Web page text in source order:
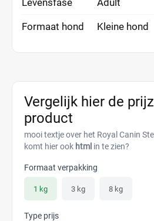
Levensfase Adult
Formaat hond Kleine hond
Vergelijk hier de
product
mooi textje over het Royal Canin
komt hier ook html in te zien?
Formaat verpakking
1 kg 3 kg 8 kg
Type prijs